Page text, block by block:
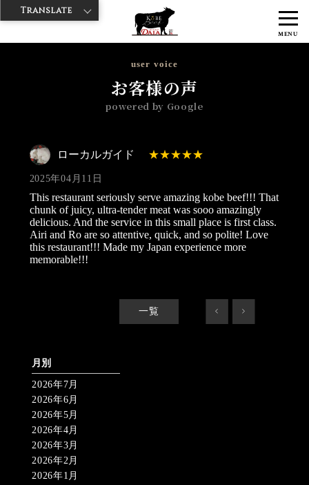
MENU
神戸牛ダイヤ > 神戸牛ダイア 観音通り店
ローカ
user voice
お客様の声
powered by Google
ローカルガイド
2025年04月11日
This restaurant seriously serve amazing kobe beef!!! That
chunk of juicy, ultra-tender meat was sooo amazingly
delicious. And the service in this small place is first class.
Airi and Ro are so attentive, quick, and so polite! Love
this restaurant!!! Made my Japan experience more
memorable!!!
一覧 < >
月別
2026年7月
2026年6月
2026年5月
2026年4月
2026年3月
2026年2月
2026年1月
Translate